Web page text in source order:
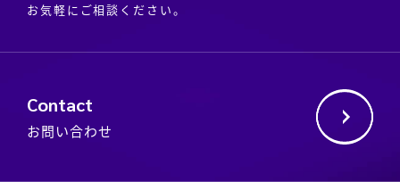
お気軽にご相談ください。
Contact
お問い合わせ